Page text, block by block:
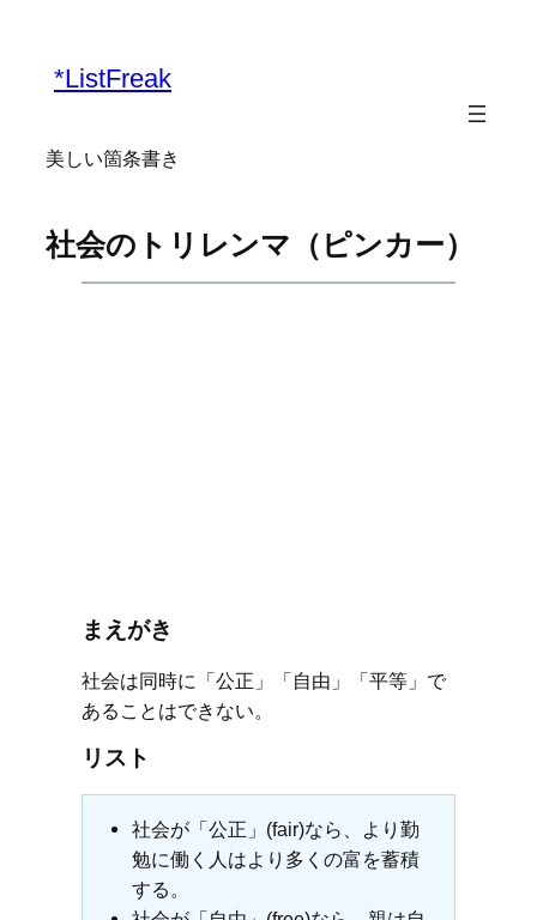
*ListFreak
美しい箇条書き
社会のトリレンマ（ピンカー）
まえがき
社会は同時に「公正」「自由」「平等」で
あることはできない。
リスト
社会が「公正」(fair)なら、より勤
勉に働く人はより多くの富を蓄積
する。